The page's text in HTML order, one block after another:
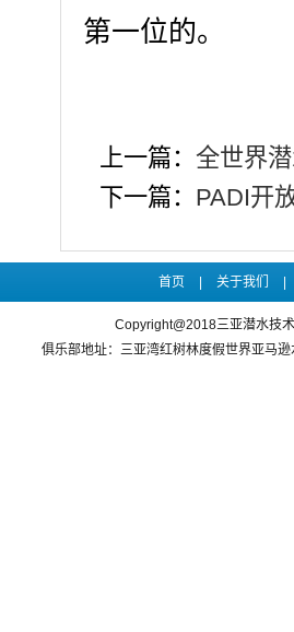
第一位的。
上一篇： 全世界
下一篇： PADI开
首页 关于我们
Copyright@2018三亚潜水技
俱乐部地址：三亚湾红树林度假世界亚马